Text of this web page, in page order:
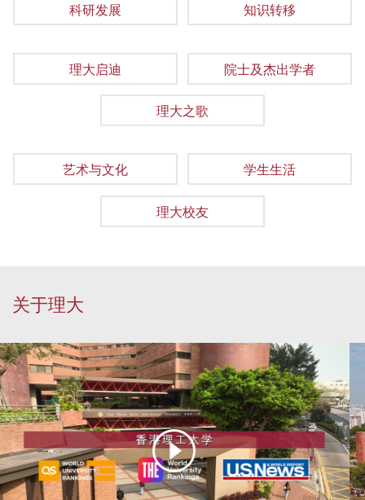
科研发展 知识转移
理大启迪 院士及杰出学者
理大之歌
艺术与文化 学生生活
理大校友
关于理大